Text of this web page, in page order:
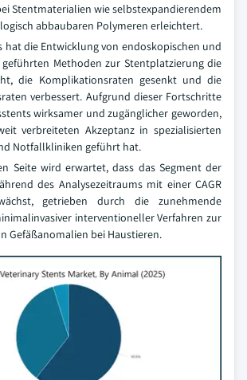
Stentmaterialien wie selbstexpandierendem
abbaubaren Polymeren erleichtert.
hat die Entwicklung von endoskopischen und
Methoden zur Stentplatzierung die
die Komplikationsraten gesenkt und die
verbessert. Aufgrund dieser Fortschritte
wirksamer und zugänglicher geworden,
verbreiteten Akzeptanz in spezialisierten
Notfallkliniken geführt hat.
Seite wird erwartet, dass das Segment der
des Analysezeitraums mit einer CAGR
getrieben durch die zunehmende
interventioneller Verfahren zur
Gefäßanomalien bei Haustieren.